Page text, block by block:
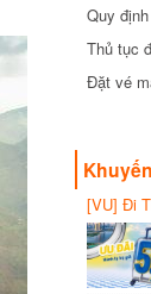
Quy
Thủ tục
Đặt vé
[VU] Đi
giảm